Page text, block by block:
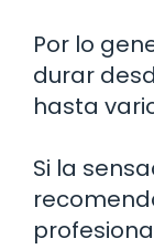
Por lo
durar
hasta
Si la